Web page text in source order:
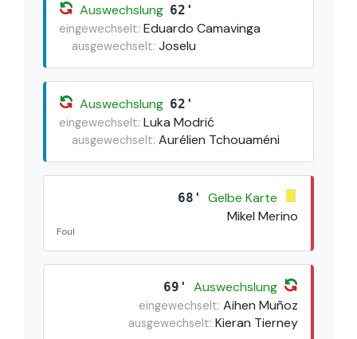
Auswechslung 62'
eingewechselt: Eduardo Camavinga
ausgewechselt: Joselu
Auswechslung 62'
eingewechselt: Luka Modrić
ausgewechselt: Aurélien Tchouaméni
68'
Gelbe Karte
Mikel Merino
Foul
69' Auswechslung
eingewechselt: Aihen Muñoz
ausgewechselt: Kieran Tierney